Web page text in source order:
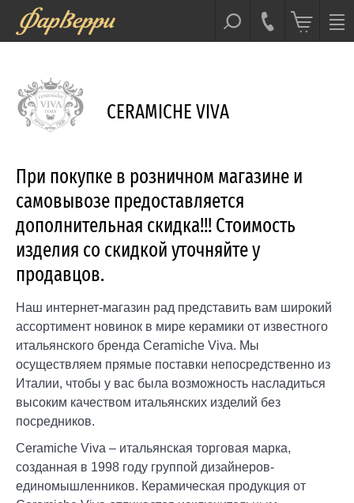
CERAMICHE VIVA
При покупке в розничном магазине и
самовывозе предоставляется
дополнительная скидка!!! Стоимость
изделия со скидкой уточняйте у
продавцов.
Наш интернет-магазин рад представить вам широкий
ассортимент новинок в мире керамики от известного
итальянского бренда Ceramiche Viva. Мы
осуществляем прямые поставки непосредственно из
Италии, чтобы у вас была возможность насладиться
высоким качеством итальянских изделий без
посредников.
Ceramiche Viva – итальянская торговая марка,
созданная в 1998 году группой дизайнеров-
единомышленников. Керамическая продукция от